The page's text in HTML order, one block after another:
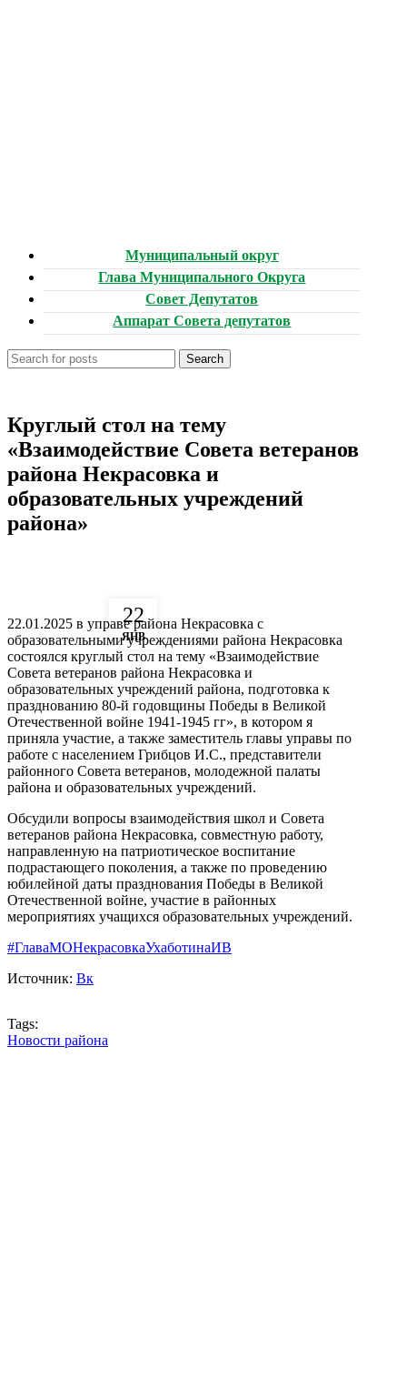
Муниципальный округ
Глава Муниципального Округа
Совет Депутатов
Аппарат Совета депутатов
Search
Круглый стол на тему
«Взаимодействие Совета ветеранов
района Некрасовка и
образовательных учреждений
района»
22
ЯНВ
22.01.2025 в управе района Некрасовка с
образовательными учреждениями района Некрасовка
состоялся круглый стол на тему «Взаимодействие
Совета ветеранов района Некрасовка и
образовательных учреждений района, подготовка к
празднованию 80-й годовщины Победы в Великой
Отечественной войне 1941-1945 гг», в котором я
приняла участие, а также заместитель главы управы по
работе с населением Грибцов И.С., представители
районного Совета ветеранов, молодежной палаты
района и образовательных учреждений.
Обсудили вопросы взаимодействия школ и Совета
ветеранов района Некрасовка, совместную работу,
направленную на патриотическое воспитание
подрастающего поколения, а также по проведению
юбилейной даты празднования Победы в Великой
Отечественной войне, участие в районных
мероприятиях учащихся образовательных учреждений.
#ГлаваМОНекрасовкаУхаботинаИВ
Источник: Вк
Tags:
Новости района